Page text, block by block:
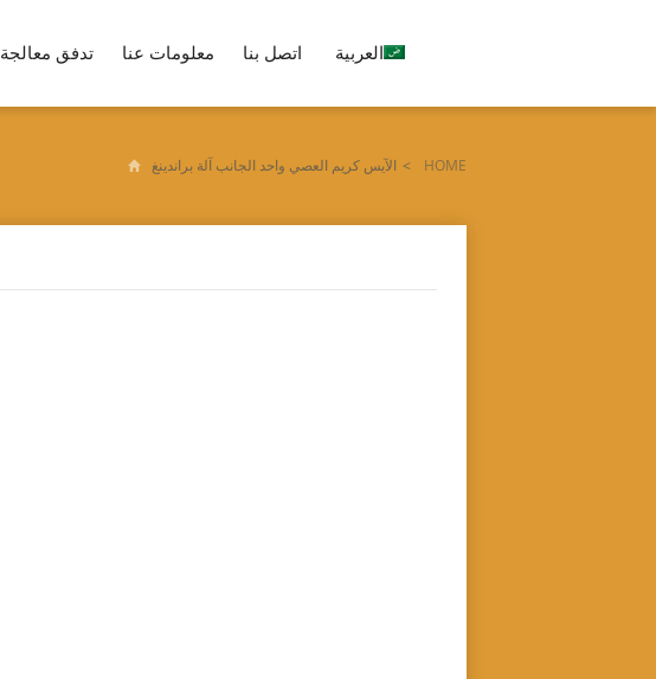
تدفق معالجة معلومات عنا اتصل بنا العربية
HOME
> الآيس كريم العصي واحد الجانب آلة براندينغ